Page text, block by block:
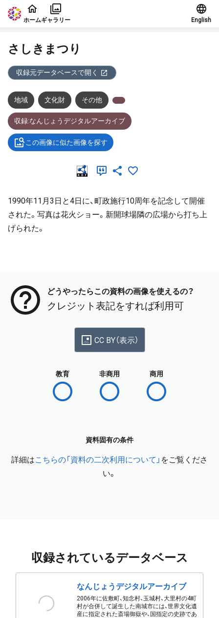
本文に飛ぶ
ホームギャラリー English
さしきまつり
収録元データベースで開く
地域 文化財 その他
収録:なんじょうデジタルアーカイブ
この画像に似た画像を探す
1990年11月3日と4日に、町政施行10周年を記念して開催
された。写真は花火ショー。新開球場隣の広場から打ち上
げられた。
どうやったらこの資料の画像を使えるの？
クレジット表記をすれば利用可
CC BY（表示）
教育 非商用 商用
資料固有の条件
詳細はこちらの「資料の二次利用について」 をご覧くださ
い。
収録されているデータベース
なんじょうデジタルアーカイブ
2006年に佐敷町、知念村、玉城村、大里村の4町
村が合併して誕生した南城市には、世界文化遺
産に指定された斎場御嶽や、国指定の史跡であ